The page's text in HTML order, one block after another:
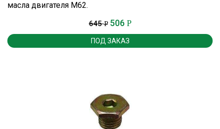
масла двигателя М62.
645Р 506 Р
ПОД ЗАКАЗ